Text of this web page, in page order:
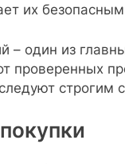
их
– один из
проверенных
строгим